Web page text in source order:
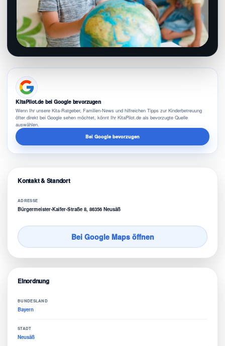
KitaPilot.de bei Google bevorzugen
Wenn Ihr unsere Kita-Ratgeber, Familien-News und hilfreichen Tipps zur Kinderbetreuung
öfter direkt bei Google sehen möchtet, könnt Ihr KitaPilot.de als bevorzugte Quelle
auswählen.
Bei Google bevorzugen
Kontakt & Standort
ADRESSE
Bürgermeister-Kaifer-Straße 8, 86356 Neusäß
Bei Google Maps öffnen
Einordnung
BUNDESLAND
Bayern
STADT
Neusäß